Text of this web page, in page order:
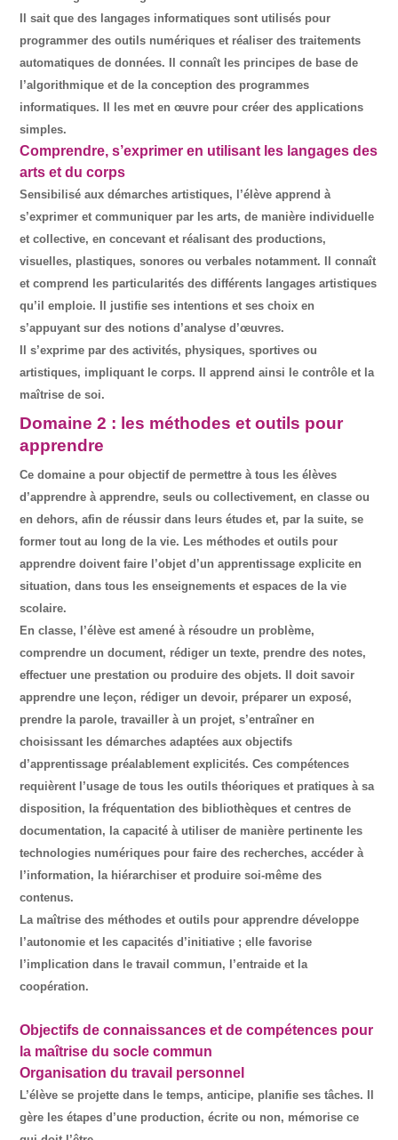
Il sait que des langages informatiques sont utilisés pour
programmer des outils numériques et réaliser des traitements
automatiques de données. Il connaît les principes de base de
l’algorithmique et de la conception des programmes
informatiques. Il les met en œuvre pour créer des applications
simples.
Comprendre, s’exprimer en utilisant les langages des
arts et du corps
Sensibilisé aux démarches artistiques, l’élève apprend à
s’exprimer et communiquer par les arts, de manière individuelle
et collective, en concevant et réalisant des productions,
visuelles, plastiques, sonores ou verbales notamment. Il connaît
et comprend les particularités des différents langages artistiques
qu’il emploie. Il justifie ses intentions et ses choix en
s’appuyant sur des notions d’analyse d’œuvres.
Il s’exprime par des activités, physiques, sportives ou
artistiques, impliquant le corps. Il apprend ainsi le contrôle et la
maîtrise de soi.
Domaine 2 : les méthodes et outils pour
apprendre
Ce domaine a pour objectif de permettre à tous les élèves
d’apprendre à apprendre, seuls ou collectivement, en classe ou
en dehors, afin de réussir dans leurs études et, par la suite, se
former tout au long de la vie. Les méthodes et outils pour
apprendre doivent faire l’objet d’un apprentissage explicite en
situation, dans tous les enseignements et espaces de la vie
scolaire.
En classe, l’élève est amené à résoudre un problème,
comprendre un document, rédiger un texte, prendre des notes,
effectuer une prestation ou produire des objets. Il doit savoir
apprendre une leçon, rédiger un devoir, préparer un exposé,
prendre la parole, travailler à un projet, s’entraîner en
choisissant les démarches adaptées aux objectifs
d’apprentissage préalablement explicités. Ces compétences
requièrent l’usage de tous les outils théoriques et pratiques à sa
disposition, la fréquentation des bibliothèques et centres de
documentation, la capacité à utiliser de manière pertinente les
technologies numériques pour faire des recherches, accéder à
l’information, la hiérarchiser et produire soi-même des
contenus.
La maîtrise des méthodes et outils pour apprendre développe
l’autonomie et les capacités d’initiative ; elle favorise
l’implication dans le travail commun, l’entraide et la
coopération.
Objectifs de connaissances et de compétences pour
la maîtrise du socle commun
Organisation du travail personnel
L’élève se projette dans le temps, anticipe, planifie ses tâches. Il
gère les étapes d’une production, écrite ou non, mémorise ce